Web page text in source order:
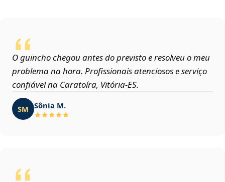
O guincho chegou antes do previsto e resolveu o meu
problema na hora. Profissionais atenciosos e serviço
confiável na Caratoíra, Vitória‑ES.
SM Sônia M.